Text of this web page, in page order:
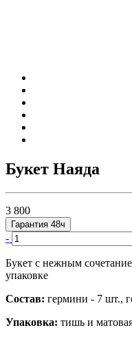
Букет Наяда
3 800
Гарантия 48ч
-
Букет с нежным
упаковке
Состав: гермини - 7 шт.,
Упаковка: тишь и